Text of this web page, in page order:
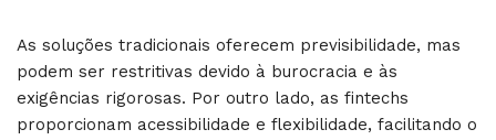
As soluções tradicionais oferecem previsibilidade, mas
podem ser restritivas devido à burocracia e às
exigências rigorosas. Por outro lado, as fintechs
proporcionam acessibilidade e flexibilidade, facilitando o